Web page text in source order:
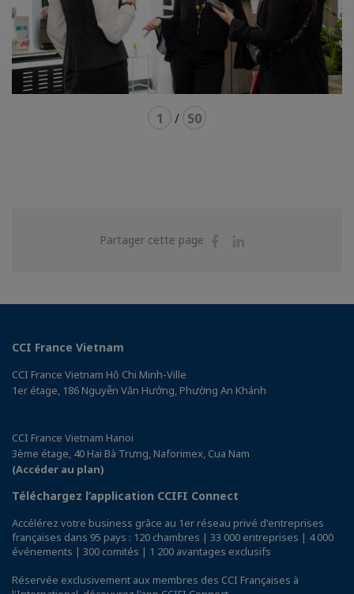
1 / 50
Partager cette page
Partager
CCI France Vietnam
CCI France Vietnam Hô Chi Minh-Ville
1er étage, 186 Nguyễn Văn Hưởng, Phường An Khánh
CCI France Vietnam Hanoi
3ème étage, 40 Hai Bà Trưng, Naforimex, Cua Nam
(Accéder au plan)
Téléchargez l’application CCIFI Connect
Accélérez votre business grâce au 1er réseau privé d'entreprises
françaises dans 95 pays : 120 chambres | 33 000 entreprises | 4 000
événements | 300 comités | 1 200 avantages exclusifs
Réservée exclusivement aux membres des CCI Françaises à